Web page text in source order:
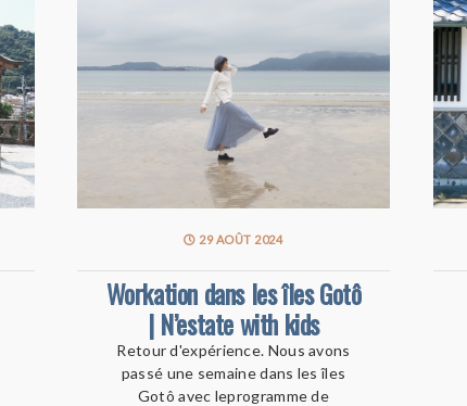
29 AOÛT 2024
Workation dans les îles Gotô
| N’estate with kids
Retour d'expérience. Nous avons
passé une semaine dans les îles
Gotô avec leprogramme de